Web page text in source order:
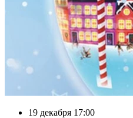
19 декабря 17:00